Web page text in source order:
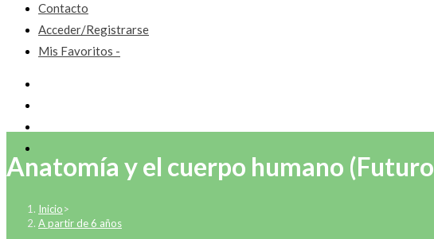
Contacto
Acceder/Registrarse
Mis Favoritos -
Anatomía y el cuerpo humano
Inicio>
A partir de 6 años